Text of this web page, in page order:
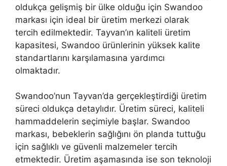
oldukça gelişmiş bir ülke olduğu için Swandoo
markası için ideal bir üretim merkezi olarak
tercih edilmektedir. Tayvan’ın kaliteli üretim
kapasitesi, Swandoo ürünlerinin yüksek kalite
standartlarını karşılamasına yardımcı
olmaktadır.
Swandoo’nun Tayvan’da gerçekleştirdiği üretim
süreci oldukça detaylıdır. Üretim süreci, kaliteli
hammaddelerin seçimiyle başlar. Swandoo
markası, bebeklerin sağlığını ön planda tuttuğu
için sağlıklı ve güvenli malzemeler tercih
etmektedir. Üretim aşamasında ise son teknoloji